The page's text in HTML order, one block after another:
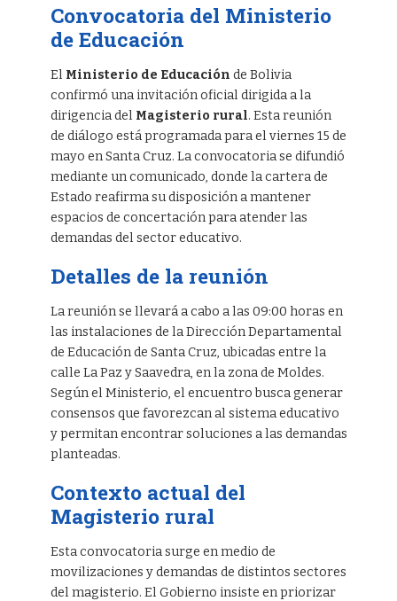
Convocatoria del Ministerio
de Educación
El Ministerio de Educación de Bolivia
confirmó una invitación oficial dirigida a la
dirigencia del Magisterio rural. Esta reunión
de diálogo está programada para el viernes 15 de
mayo en Santa Cruz. La convocatoria se difundió
mediante un comunicado, donde la cartera de
Estado reafirma su disposición a mantener
espacios de concertación para atender las
demandas del sector educativo.
Detalles de la reunión
La reunión se llevará a cabo a las 09:00 horas en
las instalaciones de la Dirección Departamental
de Educación de Santa Cruz, ubicadas entre la
calle La Paz y Saavedra, en la zona de Moldes.
Según el Ministerio, el encuentro busca generar
consensos que favorezcan al sistema educativo
y permitan encontrar soluciones a las demandas
planteadas.
Contexto actual del
Magisterio rural
Esta convocatoria surge en medio de
movilizaciones y demandas de distintos sectores
del magisterio. El Gobierno insiste en priorizar